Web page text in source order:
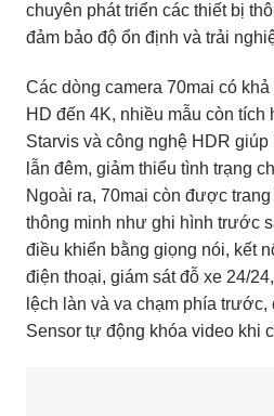
chuyên phát triển các thiết bị
đảm bảo độ ổn định và trải
Các dòng camera 70mai có khả
HD đến 4K, nhiều mẫu còn tích
Starvis và công nghệ HDR
lẫn đêm, giảm thiểu tình trạng
Ngoài ra, 70mai còn được
thông minh như ghi hình trước
điều khiển bằng giọng nói, kết
điện thoại, giám sát đỗ xe 24/
lệch làn và va chạm phía trước,
Sensor tự động khóa video khi